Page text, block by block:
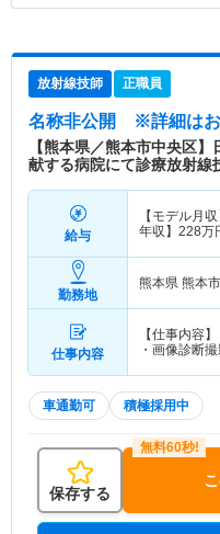
放射線技師 正職員
名称非公開 ※詳細はお
【熊本県／熊本市中央区
献する病院にて診療放射線
給与
【モデル月収
年収】 228万
勤務地
熊本県 熊本
仕事内容
【仕事内容
・画像診断
車通勤可 積極採用中
保存する